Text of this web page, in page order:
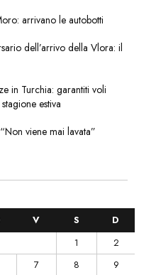
arrivano le autobotti
dell’arrivo della Vlora: il
in Turchia: garantiti voli
estiva
viene mai lavata”
V S
D
1
2
7 8
9